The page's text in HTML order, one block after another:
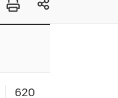
620